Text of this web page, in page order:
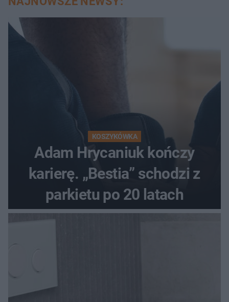
KOSZYKÓWKA
Adam Hrycaniuk kończy
karierę. „Bestia” schodzi z
parkietu po 20 latach